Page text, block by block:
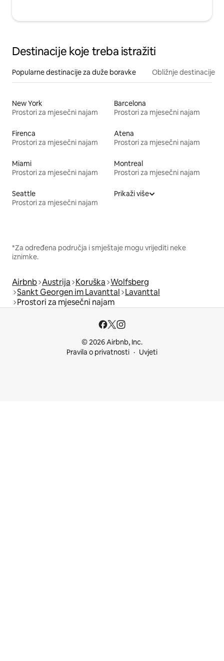
Destinacije koje treba istražiti
Popularne destinacije za duže boravke Obližnje destinacije
New York
Prostori za mjesečni najam
Barcelona
Prostori za mjesečni najam
Firenca
Prostori za mjesečni najam
Atena
Prostori za mjesečni najam
Miami
Prostori za mjesečni najam
Montreal
Prostori za mjesečni najam
Seattle
Prostori za mjesečni najam
Prikaži više
*Za određena područja i smještaje mogu vrijediti neke
iznimke.
Airbnb Austrija Koruška Wolfsberg
Sankt Georgen im Lavanttal Lavanttal
Prostori za mjesečni najam
© 2026 Airbnb, Inc.
Pravila o privatnosti
Uvjeti